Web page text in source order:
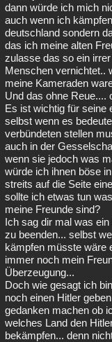
dann würde ich mich
auch wenn ich
deutschland sondern
das ich meine alten
zulasse das so ein
Menschen vernichtet..
meine Kameraden
Und das ohne Reue....
Es ist wichtig für seine
selbst wenn es
verbündeten stellen
auch in der
wenn sie jedoch was
würde ich ihnen böse
streits auf die Seite
sollte ich etwas tun
meine Freunde sind?
Ich sag dir mal was
zu beenden... selbst
kämpfen müsste wäre
immer noch mein
Überzeugung...
Doch wie gesagt ich
noch einen Hitler
gedanken machen ob
welches Land den
bekämpfen... denn